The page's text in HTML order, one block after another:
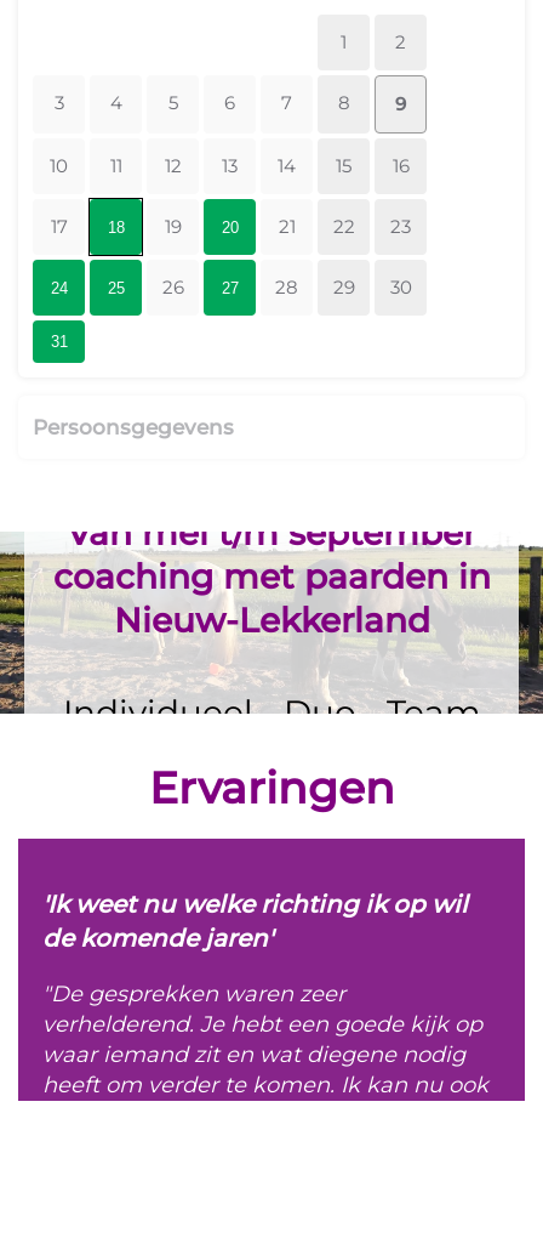
1 2
3 4 5 6 7 8 9
10 11 12 13 14 15 16
17 18 19 20 21 22 23
24 25 26 27 28 29 30
31
Persoonsgegevens
Van mei t/m september
coaching met paarden in
Nieuw-Lekkerland
Individueel - Duo - Team
Ervaringen
'Ik weet nu welke richting ik op wil
de komende jaren'
"De gesprekken waren zeer
verhelderend. Je hebt een goede kijk op
waar iemand zit en wat diegene nodig
heeft om verder te komen. Ik kan nu ook